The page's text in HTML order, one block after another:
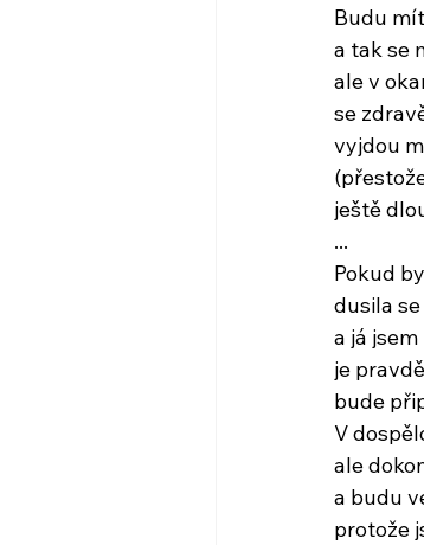
Budu
a tak se
ale v
se
vyjdou
ještě
...
Pokud
dusila
a já
je
bude
V
ale
a budu
protože